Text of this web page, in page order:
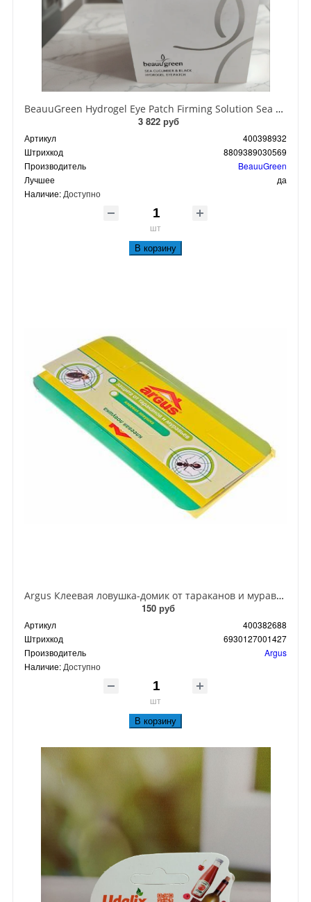
BeauuGreen Hydrogel Eye Patch Firming Solution Sea Cocumber & Black Гидрогелевые патчи для кожи вокруг глаз с экстрактом черного морского огурца 60 шт 90 гр
3 822 руб
Артикул
400398932
Штрихкод
8809389030569
Производитель
BeauuGreen
Лучшее
да
Наличие: Доступно
шт
В корзину
Argus Клеевая ловушка-домик от тараканов и муравьев
150 руб
Артикул
400382688
Штрихкод
6930127001427
Производитель
Argus
Наличие: Доступно
шт
В корзину